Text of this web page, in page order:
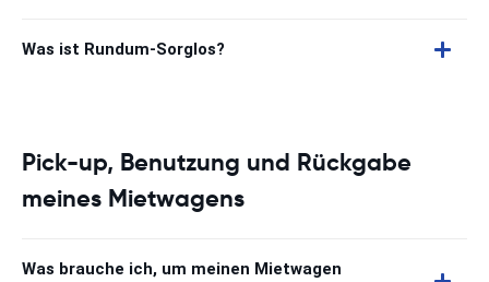
Was ist Rundum-Sorglos?
Pick-up, Benutzung und Rückgabe
meines Mietwagens
Was brauche ich, um meinen Mietwagen